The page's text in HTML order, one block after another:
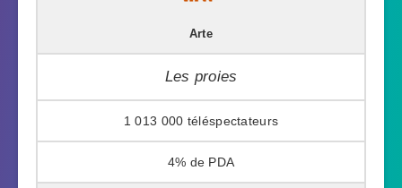
Arte
Les proies
1 013 000
4%